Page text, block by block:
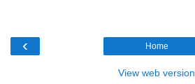
‹ Home
View web version